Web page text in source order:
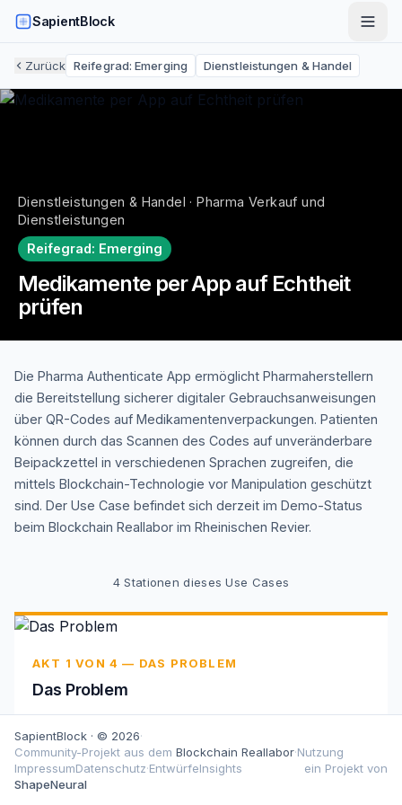
SapientBlock
Zurück Reifegrad:Emerging Dienstleistungen & Handel
Dienstleistungen & Handel · Pharma Verkauf und
Dienstleistungen
Reifegrad: Emerging
Medikamente per App auf Echtheit
prüfen
Die Pharma Authenticate App ermöglicht Pharmaherstellern
die Bereitstellung sicherer digitaler Gebrauchsanweisungen
über QR-Codes auf Medikamentenverpackungen. Patienten
können durch das Scannen des Codes auf unveränderbare
Beipackzettel in verschiedenen Sprachen zugreifen, die
mittels Blockchain-Technologie vor Manipulation geschützt
sind. Der Use Case befindet sich derzeit im Demo-Status
beim Blockchain Reallabor im Rheinischen Revier.
4 Stationen dieses Use Cases
AKT 1 VON 4 — DAS PROBLEM
Das Problem
Produktfälschung und eingeschränkter Zugang zu
mehrsprachigen Beipackzetteln gefährden die
Patientensicherheit. Unterschiedliche
Dokumentformate und isolierte Systeme erschweren
SapientBlock · © 2026·
Community-Projekt aus dem Blockchain Reallabor·Nutzung
ImpressumDatenschutz·EntwürfeInsights
ein Projekt von
ShapeNeural